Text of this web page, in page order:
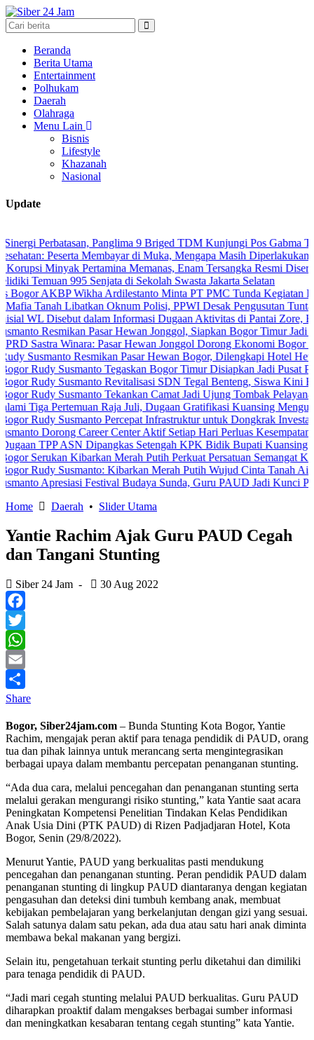
Beranda
Berita Utama
Entertainment
Polhukam
Daerah
Olahraga
Menu Lain
Bisnis
Lifestyle
Khazanah
Nasional
Update
Panglima 9 Briged TDM Kunjungi Pos Gabma Temajuk
Membayar di Muka, Mengapa Masih Diperlakukan Berbeda?
Pertamina Memanas, Enam Tersangka Resmi Diseret ke Meja
995 Senjata di Sekolah Swasta Jakarta Selatan
Wikha Ardilestanto Minta PT PMC Tunda Kegiatan Demi
Libatkan Oknum Polisi, PPWI Desak Pengusutan Tuntas Kasus
dalam Informasi Dugaan Aktivitas di Pantai Zore, Bea Cukai
Pasar Hewan Jonggol, Siapkan Bogor Timur Jadi Pusat
Winara: Pasar Hewan Jonggol Dorong Ekonomi Bogor Timur
Resmikan Pasar Hewan Bogor, Dilengkapi Hotel Hewan dan
Susmanto Tegaskan Bogor Timur Disiapkan Jadi Pusat
Susmanto Revitalisasi SDN Tegal Benteng, Siswa Kini Belajar
Susmanto Tekankan Camat Jadi Ujung Tombak Pelayanan
Raja Juli, Dugaan Gratifikasi Kuansing Menguat
Susmanto Percepat Infrastruktur untuk Dongkrak Investasi
Career Center Aktif Setiap Hari Perluas Kesempatan Kerja
ASN Dipangkas Setengah KPK Bidik Bupati Kuansing
Kibarkan Merah Putih Perkuat Persatuan Semangat
Susmanto: Kibarkan Merah Putih Wujud Cinta Tanah Air
Festival Budaya Sunda, Guru PAUD Jadi Kunci Pendidikan
Home
Daerah • Slider Utama
Yantie Rachim Ajak Guru PAUD Cegah
dan Tangani Stunting
Siber 24 Jam - 30 Aug 2022
Facebook
Twitter
WhatsApp
Email
Share
Bogor, Siber24jam.com – Bunda Stunting Kota Bogor, Yantie
Rachim, mengajak peran aktif para tenaga pendidik di PAUD, orang
tua dan pihak lainnya untuk merancang serta mengintegrasikan
berbagai upaya dalam membantu percepatan penanganan stunting.
“Ada dua cara, melalui pencegahan dan penanganan stunting serta
melalui gerakan mengurangi risiko stunting,” kata Yantie saat acara
Peningkatan Kompetensi Penelitian Tindakan Kelas Pendidikan
Anak Usia Dini (PTK PAUD) di Rizen Padjadjaran Hotel, Kota
Bogor, Senin (29/8/2022).
Menurut Yantie, PAUD yang berkualitas pasti mendukung
pencegahan dan penanganan stunting. Peran pendidik PAUD dalam
penanganan stunting di lingkup PAUD diantaranya dengan kegiatan
pengasuhan dan deteksi dini tumbuh kembang anak, membuat
kebijakan pembelajaran yang berkelanjutan dengan gizi yang sesuai.
Salah satunya dalam satu pekan, ada dua atau satu hari anak diminta
membawa bekal makanan yang bergizi.
Selain itu, pengetahuan terkait stunting perlu diketahui dan dimiliki
para tenaga pendidik di PAUD.
“Jadi mari cegah stunting melalui PAUD berkualitas. Guru PAUD
diharapkan proaktif dalam mengakses berbagai sumber informasi
dan meningkatkan kesabaran tentang cegah stunting” kata Yantie.